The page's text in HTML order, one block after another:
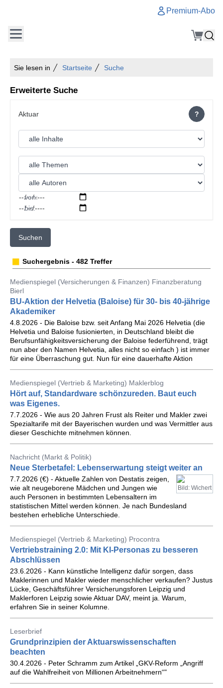
Premium-Abo
Sie lesen in Startseite Suche
Erweiterte Suche
?
von:
bis:
Suchen
Suchergebnis - 482 Treffer
Medienspiegel (Versicherungen & Finanzen) Finanzberatung
Bierl
BU-Aktion der Helvetia (Baloise) für 30- bis 40-jährige
Akademiker
4.8.2026 - Die Baloise bzw. seit Anfang Mai 2026 Helvetia (die
Helvetia und Baloise fusionierten, in Deutschland bleibt die
Berufsunfähigkeitsversicherung der Baloise federführend, trägt
nun aber den Namen Helvetia, alles nicht so einfach ) ist immer
für eine Überraschung gut. Nun für eine dauerhafte Aktion
Medienspiegel (Vertrieb & Marketing) Maklerblog
Hört auf, Standardware schönzureden. Baut euch
was Eigenes.
7.7.2026 - Wie aus 20 Jahren Frust als Reiter und Makler zwei
Spezialtarife mit der Bayerischen wurden und was Vermittler aus
dieser Geschichte mitnehmen können.
Nachricht (Markt & Politik)
Neue Sterbetafel: Lebenserwartung steigt weiter an
Bild: Wichert
7.7.2026 (€) - Aktuelle Zahlen von Destatis zeigen,
wie alt neugeborene Mädchen und Jungen wie
auch Personen in bestimmten Lebensaltern im
statistischen Mittel werden können. Je nach Bundesland
bestehen erhebliche Unterschiede.
Medienspiegel (Vertrieb & Marketing) Procontra
Vertriebstraining 2.0: Mit KI-Personas zu besseren
Abschlüssen
23.6.2026 - Kann künstliche Intelligenz dafür sorgen, dass
Maklerinnen und Makler wieder menschlicher verkaufen? Justus
Lücke, Geschäftsführer Versicherungsforen Leipzig und
Maklerforen Leipzig sowie Aktuar DAV, meint ja. Warum,
erfahren Sie in seiner Kolumne.
Leserbrief
Grundprinzipien der Aktuarswissenschaften
beachten
30.4.2026 - Peter Schramm zum Artikel „GKV-Reform „Angriff
auf die Wahlfreiheit von Millionen Arbeitnehmern“"